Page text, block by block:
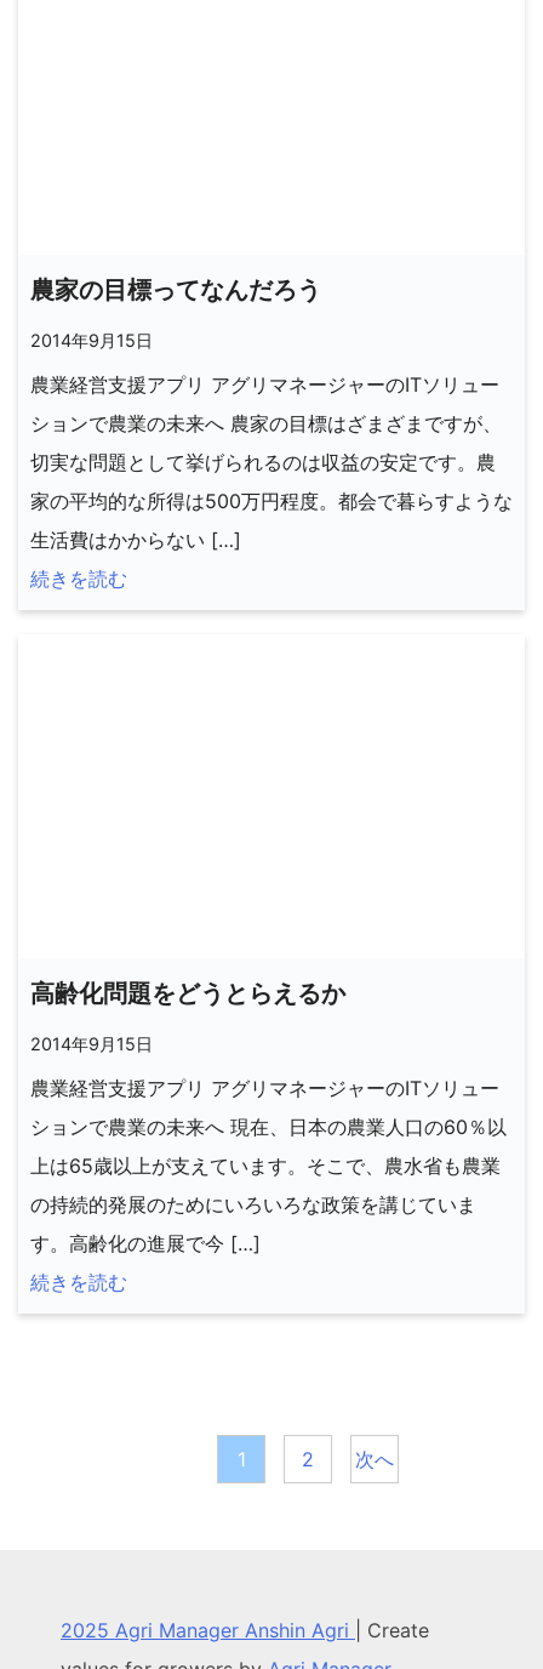
農家の目標ってなんだろう
2014年9月15日
農業経営支援アプリ アグリマネージャーのITソリュー
ションで農業の未来へ 農家の目標はざまざまですが、
切実な問題として挙げられるのは収益の安定です。農
家の平均的な所得は500万円程度。都会で暮らすような
生活費はかからない […]
続きを読む
高齢化問題をどうとらえるか
2014年9月15日
農業経営支援アプリ アグリマネージャーのITソリュー
ションで農業の未来へ 現在、日本の農業人口の60％以
上は65歳以上が支えています。そこで、農水省も農業
の持続的発展のためにいろいろな政策を講じていま
す。高齢化の進展で今 […]
続きを読む
ジ
1 2 次へ
2025 Agri Manager Anshin Agri
Create